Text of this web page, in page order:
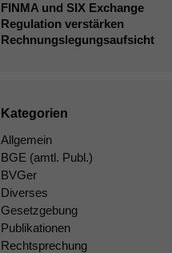
FINMAund SIXExchange
Regulation verstärken
Rechnungslegungsaufsicht
Kategorien
Allgemein
BGE (amtl. Publ.)
BVGer
Diverses
Gesetzgebung
Publikationen
Rechtsprechung